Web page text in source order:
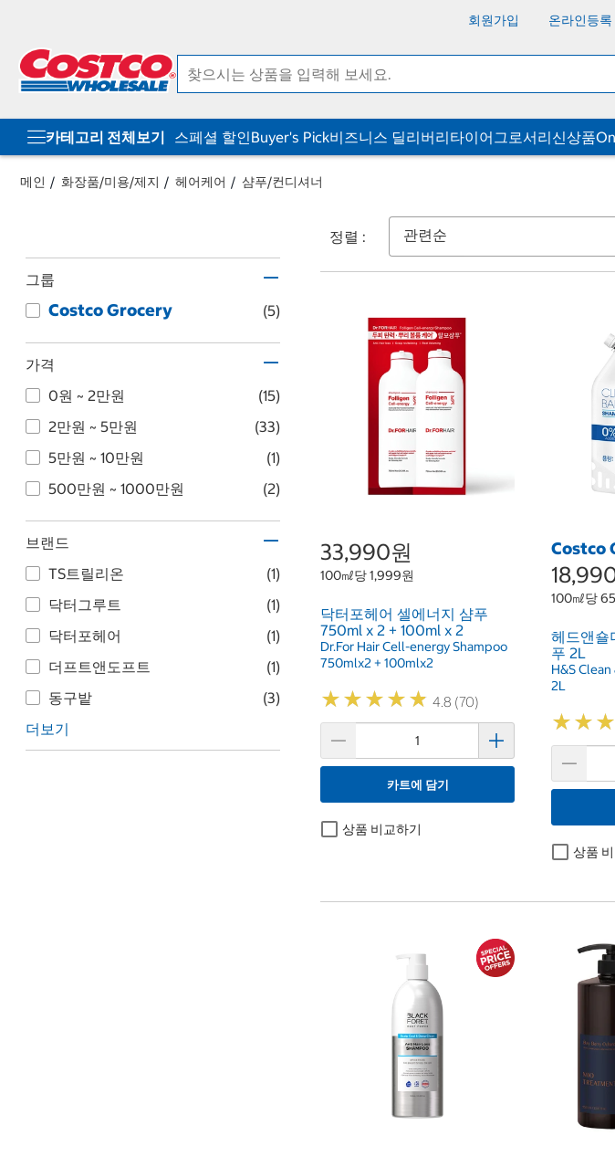
회원가입 온라인등록
카테고리 전체보기 스페셜 할인Buyer's Pick비즈니스 딜리버리타이어그로서리신상품
메인 화장품/미용/제지 헤어케어 샴푸/컨디셔너
그룹
Costco Grocery (5)
가격
0원 ~ 2만원
(15)
2만원 ~ 5만원
(33)
5만원 ~ 10만원
(1)
500만원 ~ 1000만원
(2)
브랜드
TS트릴리온
(1)
닥터그루트
(1)
닥터포헤어
(1)
더프트앤도프트
(1)
동구밭
(3)
더보기
정렬 :
33,990원
100㎖당 1,999원
닥터포헤어 셀에너지 샴푸
750ml x 2 + 100ml x 2
Dr.For Hair Cell-energy Shampoo
750mlx2 + 100mlx2
★★★★★
★★★★★ 4.8 (70)
카트에 담기
상품 비교하기
Costco
100㎖당
헤드앤숄
푸 2L
H&S
2L
★★★
★★★
상품